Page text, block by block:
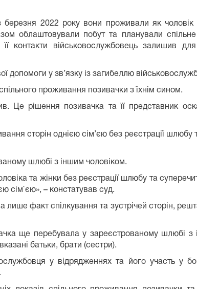
березня 2022 року вони проживали як чоловік
облаштовували побут та планували
контакти військовослужбовець залишив
допомоги у зв’язку із загибеллю
проживання позивачки з їхнім сином.
Це рішення позивачка та її представник
сторін однією сім’єю без реєстрації шлюбу
шлюбі з іншим чоловіком.
та жінки без реєстрації шлюбу та
сім`єю», – констатував суд.
лише факт спілкування та зустрічей сторін,
ще перебувала у зареєстрованому шлюбі
батьки, брати (сестри).
у відрядженнях та його участь у